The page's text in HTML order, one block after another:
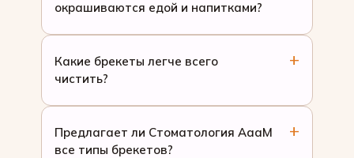
окрашиваются едой и напитками?
Какие брекеты легче всего
чистить?
Предлагает ли Стоматология АааМ
все типы брекетов?